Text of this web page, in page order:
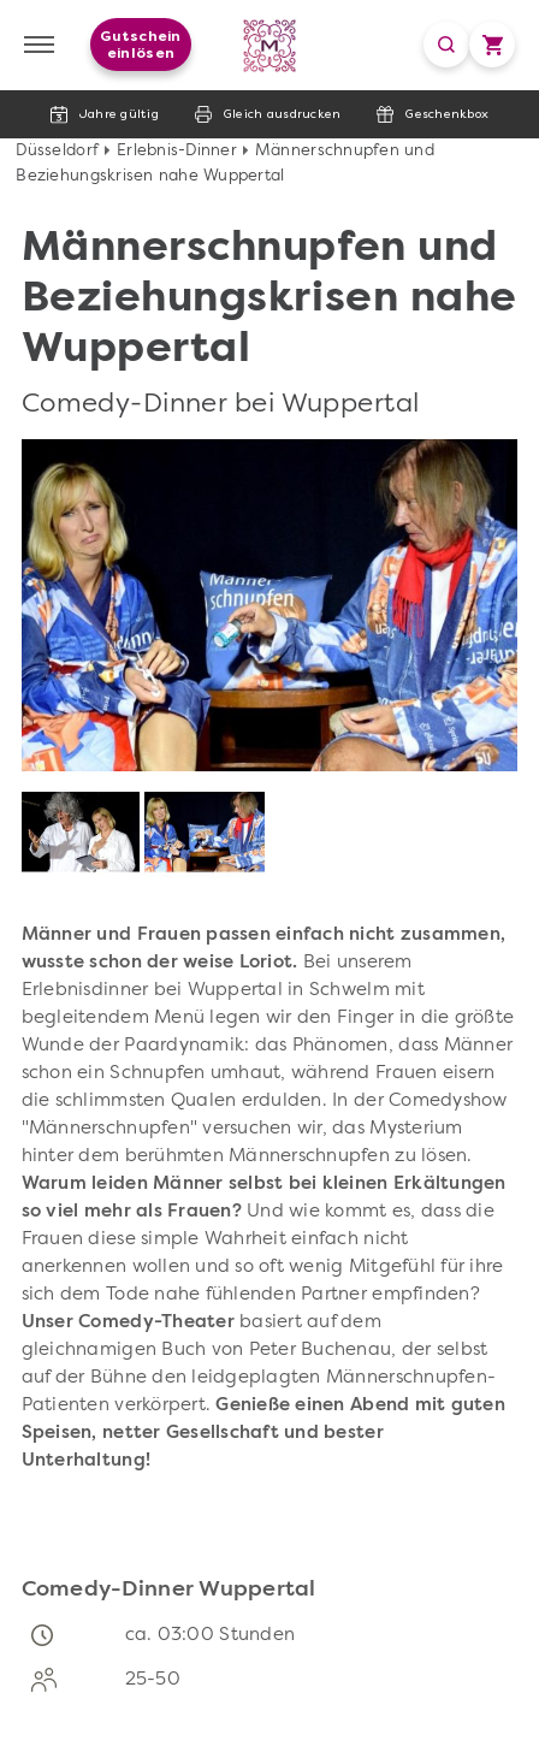
Jahre gültig Gleich ausdrucken Geschenkbox
Gutschein
einlösen
Düsseldorf Erlebnis-Dinner
Männerschnupfen und
Beziehungskrisen nahe Wuppertal
Männerschnupfen und
Beziehungskrisen nahe
Wuppertal
Comedy-Dinner bei Wuppertal
Männer und Frauen passen einfach nicht zusammen,
wusste schon der weise Loriot. Bei unserem
Erlebnisdinner bei Wuppertal in Schwelm mit
begleitendem Menü legen wir den Finger in die größte
Wunde der Paardynamik: das Phänomen, dass Männer
schon ein Schnupfen umhaut, während Frauen eisern
die schlimmsten Qualen erdulden. In der Comedyshow
"Männerschnupfen" versuchen wir, das Mysterium
hinter dem berühmten Männerschnupfen zu lösen.
Warum leiden Männer selbst bei kleinen Erkältungen
so viel mehr als Frauen?Und wie kommt es, dass die
Frauen diese simple Wahrheit einfach nicht
anerkennen wollen und so oft wenig Mitgefühl für ihre
sich dem Tode nahe fühlenden Partner empfinden?
Unser Comedy-Theater basiert auf dem
gleichnamigen Buch von Peter Buchenau, der selbst
auf der Bühne den leidgeplagten Männerschnupfen-
Patienten verkörpert.Genieße einen Abend mit guten
Speisen, netter Gesellschaft und bester
Unterhaltung!
Comedy-Dinner Wuppertal
ca. 03:00 Stunden
25-50